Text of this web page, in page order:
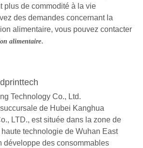
plus de commodité à la vie
des demandes concernant la
alimentaire, vous pouvez contacter
alimentaire.
Technology Co., Ltd.
de Hubei Kanghua
LTD., est située dans la zone de
technologie de Wuhan East
développe des consommables